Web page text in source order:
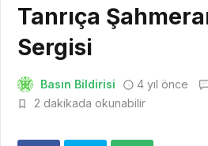
Tanrıça
Sergisi
Basın Bildirisi 4 yıl önce
2 dakikada okunabilir